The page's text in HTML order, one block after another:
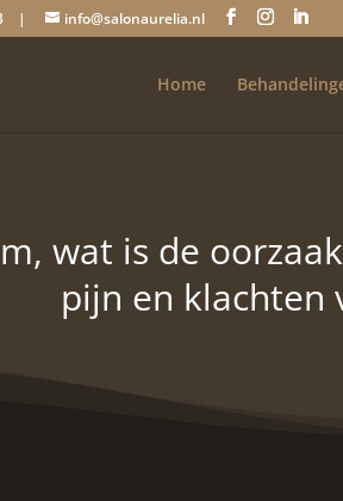
| info@salonaurelia.nl
Home
wat is de
pijn en klachten